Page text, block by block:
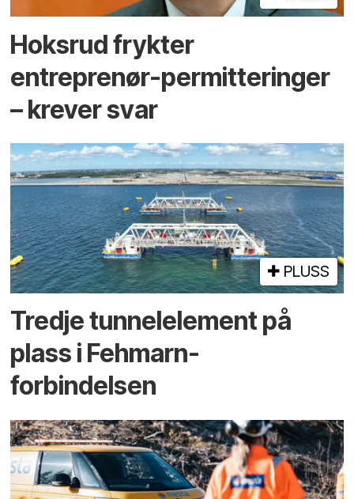
Hoksrud frykter
entreprenør-permitteringer
– krever svar
PLUSS
Tredje tunnel­element på
plass i Fehmarn-
forbindelsen